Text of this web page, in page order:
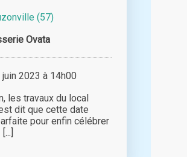
(57)
Ovata
2023 à 14h00
les travaux du local
dit que cette date
pour enfin célébrer
[...]